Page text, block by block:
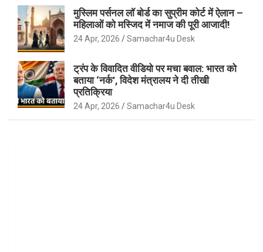
मुस्लिम पर्सनल लॉ बोर्ड का सुप्रीम कोर्ट में ऐलान –
महिलाओं को मस्जिद में नमाज की पूरी आजादी!
24 Apr, 2026 Samachar4u Desk
ट्रंप के विवादित वीडियो पर मचा बवाल: भारत को
बताया ‘नर्क’, विदेश मंत्रालय ने दी तीखी
प्रतिक्रिया
24 Apr, 2026 Samachar4u Desk